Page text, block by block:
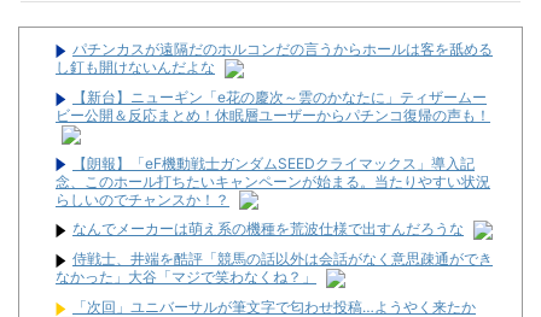
パチンカスが遠隔だのホルコンだの言うからホールは客を舐める
し釘も開けないんだよな
【新台】ニューギン「e花の慶次～雲のかなたに」ティザームー
ビー公開＆反応まとめ！休眠層ユーザーからパチンコ復帰の声も！
【朗報】「eF機動戦士ガンダムSEEDクライマックス」導入記
念、このホール打ちたいキャンペーンが始まる。当たりやすい状況
らしいのでチャンスか！？
なんでメーカーは萌え系の機種を荒波仕様で出すんだろうな
侍戦士、井端を酷評「競馬の話以外は会話がなく意思疎通ができ
なかった」大谷「マジで笑わなくね？」
「次回」ユニバーサルが筆文字で匂わせ投稿…ようやく来たか